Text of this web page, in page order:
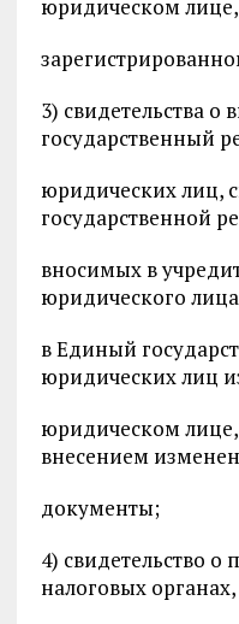
юридическом лице,
3) свидетельства
государственный
юридических лиц,
государственной
вносимых в
юридического
в Единый
юридических лиц
юридическом лице,
внесением
документы;
4) свидетельство о
налоговых